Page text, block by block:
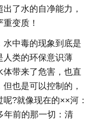
了水的自净能力，
变质！
中毒的现象到底是
人类的环保意识薄
带来了危害，也直
也是可以控制的，
?就像现在的××河：
年前的那一切：清